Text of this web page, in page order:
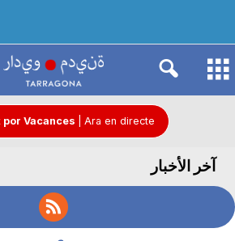
d
Ara en directe
por Vacances
آخر الأخبار